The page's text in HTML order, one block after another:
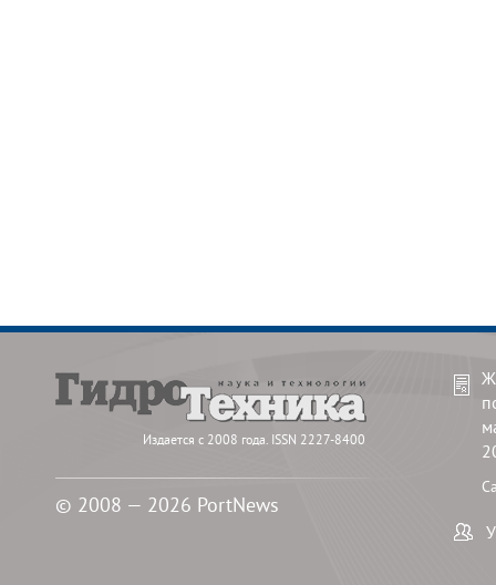
Издается с 2008 года. ISSN 2227-8400
© 2008 — 2026 PortNews